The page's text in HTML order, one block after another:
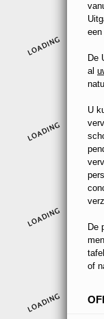
De
al
U
De
of